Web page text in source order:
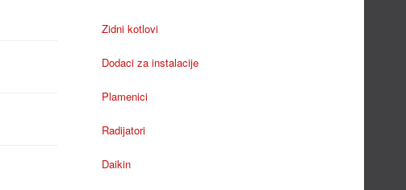
Zidni kotlovi
Dodaci za instalacije
Plamenici
Radijatori
Daikin